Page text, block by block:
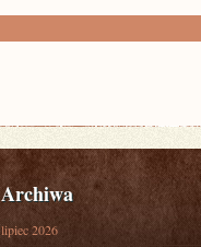
Archiwa
lipiec 2026